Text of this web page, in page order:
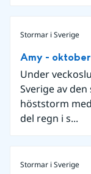
Stormar i Sverige
Amy -
Under
Sverige av
höststorm
del regn i s...
Stormar i Sverige